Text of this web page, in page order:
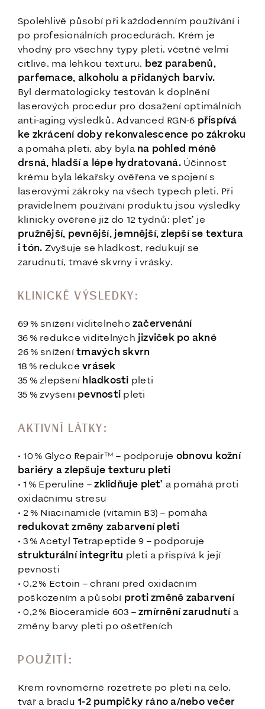
Spolehlivě působí při každodenním používání i
po profesionálních procedurách. Krém je
vhodný pro všechny typy pleti, včetně velmi
citlivé, má lehkou texturu, bez parabenů,
parfemace, alkoholu a přidaných barviv.
Byl dermatologicky testován k doplnění
laserových procedur pro dosažení optimálních
anti-aging výsledků. Advanced RGN-6 přispívá
ke zkrácení doby rekonvalescence po zákroku
a pomáhá pleti, aby byla na pohled méně
drsná, hladší a lépe hydratovaná.Účinnost
krému byla lékařsky ověřena ve spojení s
laserovými zákroky na všech typech pleti. Při
pravidelném používání produktu jsou výsledky
klinicky ověřené již do 12 týdnů: pleť je
pružnější, pevnější, jemnější, zlepší se textura
i tón. Zvyšuje se hladkost, redukují se
zarudnutí, tmavé skvrny i vrásky.
KLINICKÉ VÝSLEDKY:
69 % snížení viditelného začervenání
36 % redukce viditelnýchjizviček po akné
26 % sníženítmavých skvrn
18 % redukcevrásek
35 % zlepšení hladkosti pleti
35 % zvýšení pevnosti pleti
AKTIVNÍ LÁTKY:
• 10 % Glyco Repair™ – podporuje obnovu kožní
bariéry a zlepšuje texturu pleti
• 1 % Eperuline –zklidňuje pleť a pomáhá proti
oxidačnímu stresu
• 2 % Niacinamide (vitamin B3) – pomáhá
redukovat změny zabarvení pleti
• 3 % Acetyl Tetrapeptide 9 – podporuje
strukturální integritu pleti a přispívá k její
pevnosti
• 0,2 % Ectoin – chrání před oxidačním
poškozením a působí proti změně zabarvení
• 0,2 % Bioceramide 603 –zmírnění zarudnutía
změny barvy pleti po ošetřeních
POUŽITÍ:
Krém rovnoměrně rozetřete po pleti na čelo,
tvář a bradu1-2 pumpičky ráno a/nebo večer